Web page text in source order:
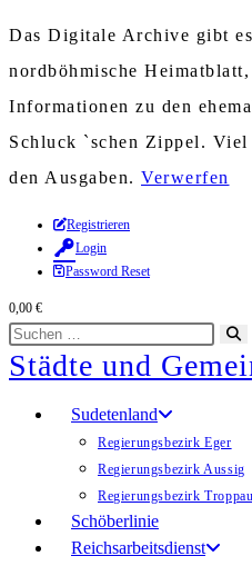
Das Digitale Archive gibt
nordböhmische
Informationen zu den
Schluck `schen Zippel. Viel
den Ausgaben. Verwerfen
Zum
Inhalt
springen
Registrieren
Login
Password Reset
0,00 €
Diese
Website
durchsuchen
Städte und
Sudetenland
Regierungsbezirk Eger
Regierungsbezirk Aussig
Regierungsbezirk Troppau
Schöberlinie
Reichsarbeitsdienst